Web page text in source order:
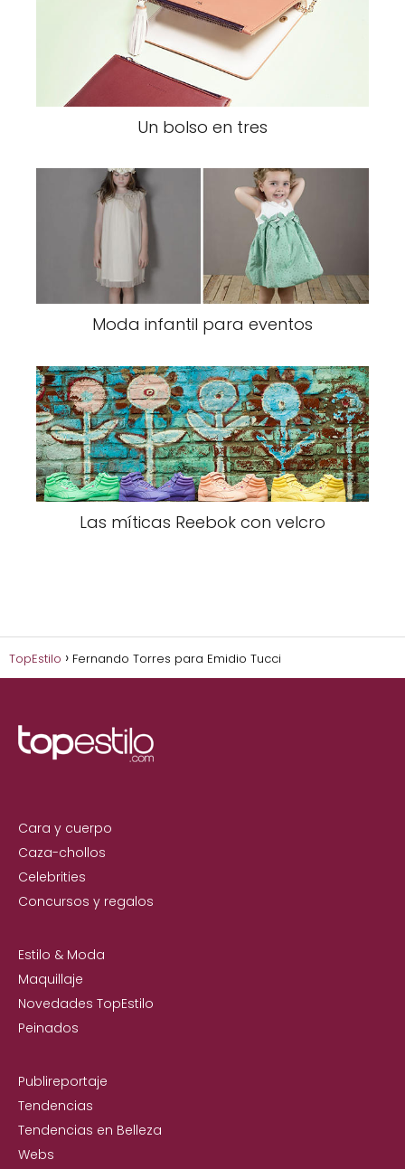
Un bolso en tres
Moda infantil para eventos
Las míticas Reebok con velcro
TopEstilo Fernando Torres para Emidio Tucci
Cara y cuerpo
Caza-chollos
Celebrities
Concursos y regalos
Estilo & Moda
Maquillaje
Novedades TopEstilo
Peinados
Publireportaje
Tendencias
Tendencias en Belleza
Webs